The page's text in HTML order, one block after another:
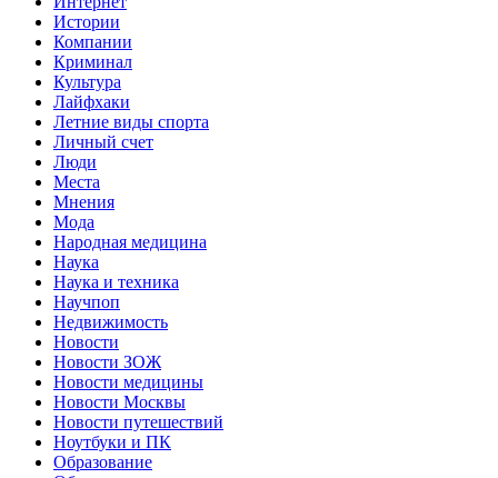
Истории
Компании
Криминал
Культура
Лайфхаки
Летние виды спорта
Личный счет
Люди
Места
Мнения
Мода
Народная медицина
Наука
Наука и техника
Научпоп
Недвижимость
Новости
Новости ЗОЖ
Новости медицины
Новости Москвы
Новости путешествий
Ноутбуки и ПК
Образование